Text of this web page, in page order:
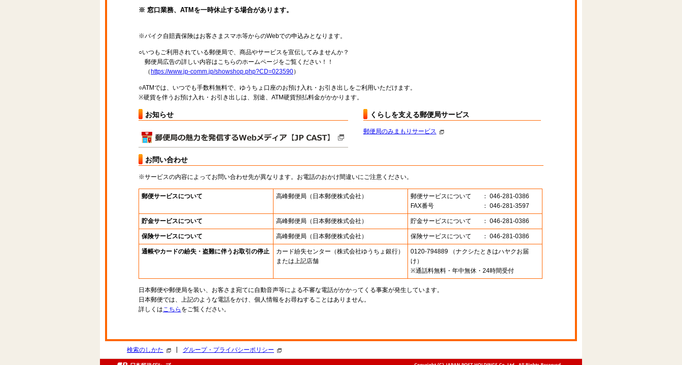
※ 窓口業務、ATMを一時休止する場合があります。
※バイク自賠責保険はお客さまスマホ等からのWebでの申込みとなります。
○いつもご利用されている郵便局で、商品やサービスを宣伝してみませんか？
郵便局広告の詳しい内容はこちらのホームページをご覧ください！！
（ https://www.jp-comm.jp/showshop.php?CD=023590）
○ATMでは、いつでも手数料無料で、ゆうちょ口座のお預け入れ・お引き出しをご利用いただけます。
※硬貨を伴うお預け入れ・お引き出しは、別途、ATM硬貨預払料金がかかります。
お知らせ くらしを支える郵便局サービス
郵便局のみまもりサービス
お問い合わせ
※サービスの内容によってお問い合わせ先が異なります。お電話のおかけ間違いにご注意ください。
郵便サービスについて 高峰郵便局 （日本郵便株式会社） 郵便サービスについて
： 046-281-0386
FAX番号
： 046-281-3597
貯金サービスについて 高峰郵便局 （日本郵便株式会社） 貯金サービスについて ： 046-281-0386
保険サービスについて 高峰郵便局 （日本郵便株式会社） 保険サービスについて ： 046-281-0386
通帳やカードの紛失・盗難に伴うお取引の停止 カード紛失センター （株式会社ゆうちょ銀行）
または上記店舗
0120-794889 （ナクシたときはハヤクお届
け）
※通話料無料・年中無休・24時間受付
日本郵便や郵便局を装い、お客さま宛てに自動音声等による不審な電話がかかってくる事案が発生しています。
日本郵便では、上記のような電話をかけ、個人情報をお尋ねすることはありません。
詳しくはこちら をご覧ください。
検索のしかた グループ・プライバシーポリシー